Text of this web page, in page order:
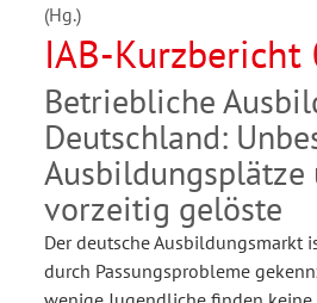
(Hg.)
IAB-Kurzbericht
Betriebliche
Deutschland:
Ausbildungsplätze
vorzeitig gelöste
Der deutsche Ausbildungsmarkt
durch Passungsprobleme